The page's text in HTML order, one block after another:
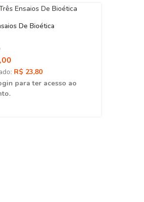
De Bioética
R$ 23,80
para ter acesso ao